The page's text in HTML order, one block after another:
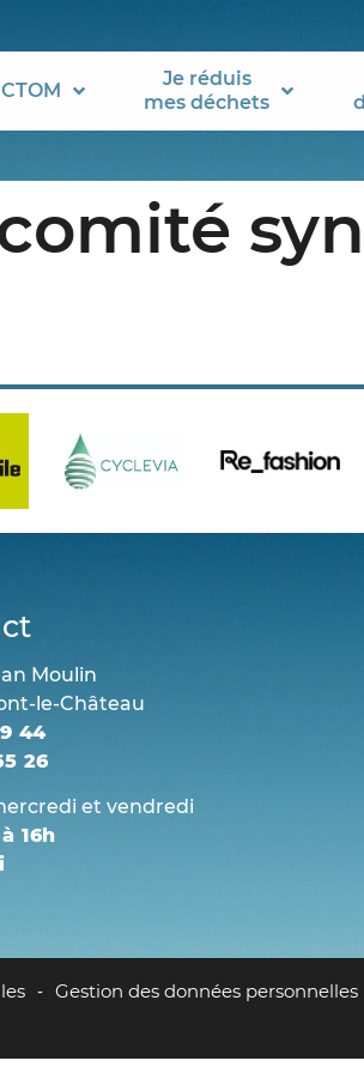
Je réduis
mes déchets
Moulin
le-Château
44
26
et vendredi
16h
- Gestion des données personnelles